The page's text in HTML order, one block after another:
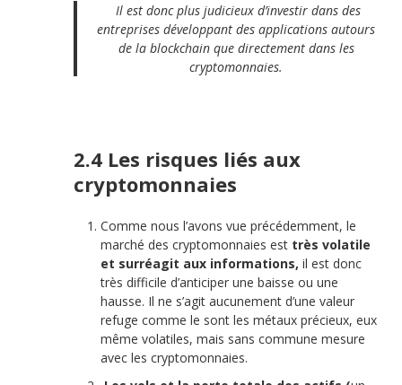
Il est donc plus judicieux d’investir dans des
entreprises développant des applications autours
de la blockchain que directement dans les
cryptomonnaies.
2.4 Les risques liés aux
cryptomonnaies
Comme nous l’avons vue précédemment, le
marché des cryptomonnaies est très volatile
et surréagit aux informations, il est donc
très difficile d’anticiper une baisse ou une
hausse. Il ne s’agit aucunement d’une valeur
refuge comme le sont les métaux précieux, eux
même volatiles, mais sans commune mesure
avec les cryptomonnaies.